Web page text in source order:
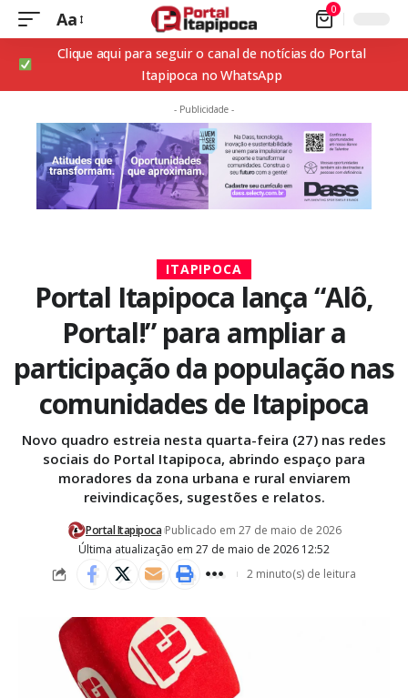
Aa 0
Clique aqui para seguir o canal de notícias do Portal
Itapipoca no WhatsApp
- Publicidade -
ITAPIPOCA
Portal Itapipoca lança “Alô,
Portal!” para ampliar a
participação da população nas
comunidades de Itapipoca
Novo quadro estreia nesta quarta-feira (27) nas redes
sociais do Portal Itapipoca, abrindo espaço para
moradores da zona urbana e rural enviarem
reivindicações, sugestões e relatos.
Última atualização em 27 de maio de 2026 12:52
Portal Itapipoca Publicado em 27 de maio de 2026
2 minuto(s) de leitura